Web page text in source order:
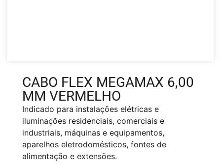
CABO FLEX MEGAMAX 6,00
MM VERMELHO
Indicado para instalações elétricas e
iluminações residenciais, comerciais e
industriais, máquinas e equipamentos,
aparelhos eletrodomésticos, fontes de
alimentação e extensões.